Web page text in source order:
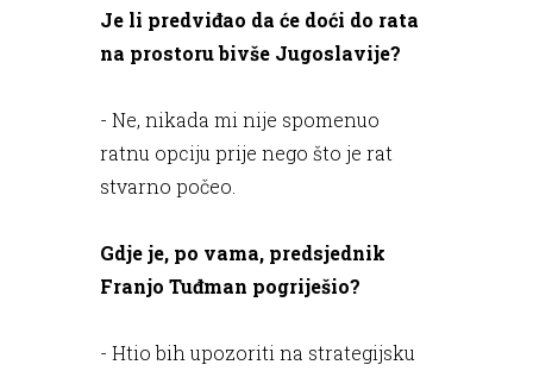
Je li predviđao da će doći do rata
na prostoru bivše Jugoslavije?
- Ne, nikada mi nije spomenuo
ratnu opciju prije nego što je rat
stvarno počeo.
Gdje je, po vama, predsjednik
Franjo Tuđman pogriješio?
- Htio bih upozoriti na strategijsku